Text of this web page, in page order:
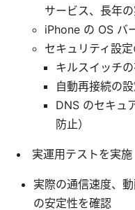
サービス、長年
iPhone の OS バ
セキュリティ設
キルスイッチ
自動再接続の
DNS のセキュ
防止）
実運用テストを実施
実際の通信速度、
の安定性を確認